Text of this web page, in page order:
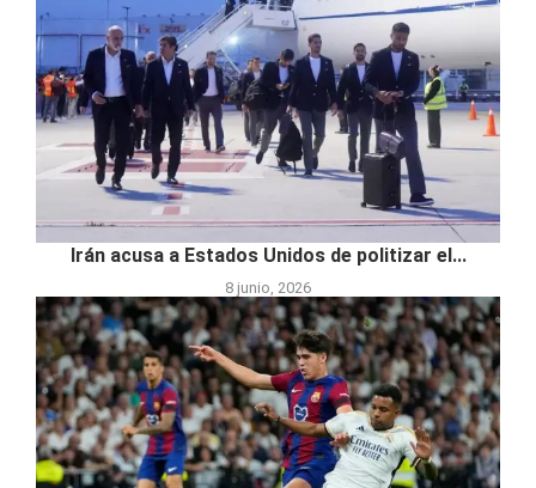
Irán acusa a Estados Unidos de politizar el...
8 junio, 2026